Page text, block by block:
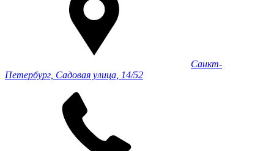
Санкт-
Петербург, Садовая улица, 14/52